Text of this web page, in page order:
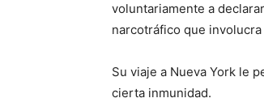
voluntariamente a
narcotráfico que involucra
Su viaje a Nueva York le
cierta inmunidad.